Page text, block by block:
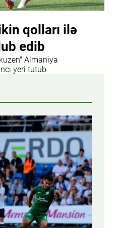
qolları ilə
edib
Almaniya
yeri tutub